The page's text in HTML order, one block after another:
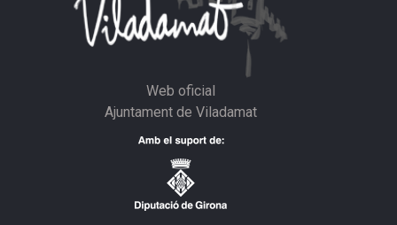
Web oficial
Ajuntament de Viladamat